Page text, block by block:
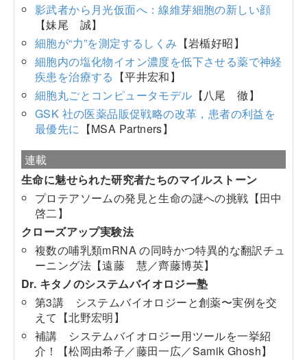
影武者から月光仮面へ：線維芽細胞の新しい顔
【妹尾 誠】
細胞が“力”を測定するしくみ 【岩楯好昭】
細胞内の塩化物イオン濃度を低下させる薬で神経
疾患を治療する 【平井宏和】
細胞丸ごとコンピュータモデル 【八尾 徹】
GSK 社の医薬品販促戦略の改革，患者の利益を
最優先に 【MSA Partners】
連載
生命に魅せられた研究者たちのマイルストーン
プロテアソームの発見と生命の謎への挑戦【田中
啓二】
クローズアップ実験法
複数の哺乳類mRNA の同時かつ特異的な翻訳チュ
ーニング法【遠藤 慧／齊藤博英】
Dr. キタノのシステムバイオロジー塾
第3講 システムバイオロジーと創薬〜実例を交
えて【北野宏明】
補講 システムバイオロジー用ツールを一挙紹
介！【松岡由希子／藤田一広／Samik Ghosh】